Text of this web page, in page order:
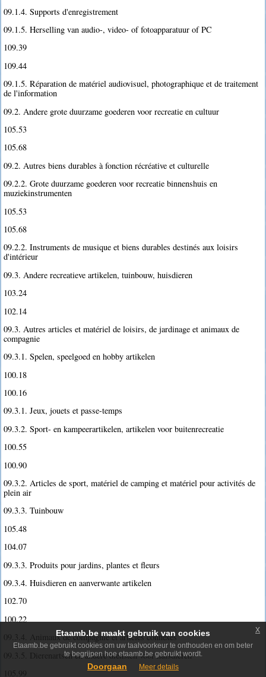
09.1.4. Supports d'enregistrement
09.1.5. Herselling van audio-, video- of fotoapparatuur of PC
109.39
109.44
09.1.5. Réparation de matériel audiovisuel, photographique et de traitement
de l'information
09.2. Andere grote duurzame goederen voor recreatie en cultuur
105.53
105.68
09.2. Autres biens durables à fonction récréative et culturelle
09.2.2. Grote duurzame goederen voor recreatie binnenshuis en
muziekinstrumenten
105.53
105.68
09.2.2. Instruments de musique et biens durables destinés aux loisirs
d'intérieur
09.3. Andere recreatieve artikelen, tuinbouw, huisdieren
103.24
102.14
09.3. Autres articles et matériel de loisirs, de jardinage et animaux de
compagnie
09.3.1. Spelen, speelgoed en hobby artikelen
100.18
100.16
09.3.1. Jeux, jouets et passe-temps
09.3.2. Sport- en kampeerartikelen, artikelen voor buitenrecreatie
100.55
100.90
09.3.2. Articles de sport, matériel de camping et matériel pour activités de
plein air
09.3.3. Tuinbouw
105.48
104.07
09.3.3. Produits pour jardins, plantes et fleurs
09.3.4. Huisdieren en aanverwante artikelen
102.70
100.22
09.3.4. Animaux de compagnie et articles connexes
09.3.5. Dierenartsen en andere diensten voor huisdieren
105.99
Etaamb.be maakt gebruik van cookies
Etaamb.be gebruikt cookies om uw taalvoorkeur te onthouden en om beter
te begrijpen hoe etaamb.be gebruikt wordt.
Doorgaan Meer details
x